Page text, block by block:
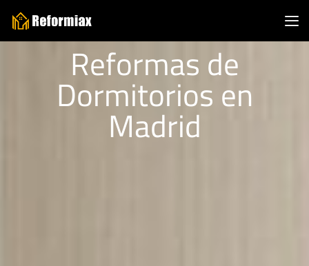
Reformas de
Dormitorios en
Madrid